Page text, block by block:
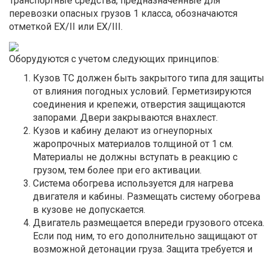
перевозки опасных грузов 1 класса, обозначаются
отметкой EX/II или EX/III.
Оборудуются с учетом следующих принципов:
Кузов ТС должен быть закрытого типа для защиты
от влияния погодных условий. Герметизируются
соединения и крепежи, отверстия защищаются
запорами. Двери закрываются внахлест.
Кузов и кабину делают из огнеупорных
жаропрочных материалов толщиной от 1 см.
Материалы не должны вступать в реакцию с
грузом, тем более при его активации.
Система обогрева используется для нагрева
двигателя и кабины. Размещать систему обогрева
в кузове не допускается.
Двигатель размещается впереди грузового отсека.
Если под ним, то его дополнительно защищают от
возможной детонации груза. Защита требуется и